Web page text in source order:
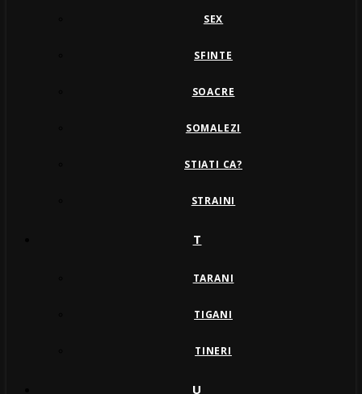
SEX
SFINTE
SOACRE
SOMALEZI
STIATI CA?
STRAINI
T
TARANI
TIGANI
TINERI
U